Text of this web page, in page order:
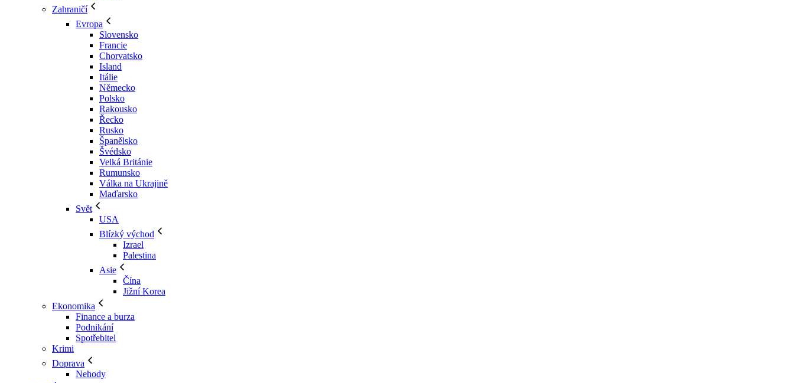
Zahraničí
Evropa
Slovensko
Francie
Chorvatsko
Island
Itálie
Německo
Polsko
Rakousko
Řecko
Rusko
Španělsko
Švédsko
Velká Británie
Rumunsko
Válka na Ukrajině
Maďarsko
Svět
USA
Blízký východ
Izrael
Palestina
Asie
Čína
Jižní Korea
Ekonomika
Finance a burza
Podnikání
Spotřebitel
Krimi
Doprava
Nehody